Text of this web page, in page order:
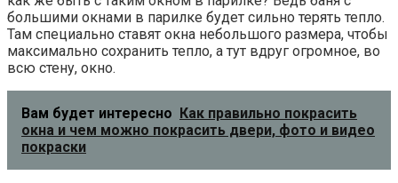
большими окнами в парилке будет сильно терять тепло.
Там специально ставят окна небольшого размера, чтобы
максимально сохранить тепло, а тут вдруг огромное, во
всю стену, окно.
Вам будет интересно Как правильно покрасить
окна и чем можно покрасить двери, фото и видео
покраски